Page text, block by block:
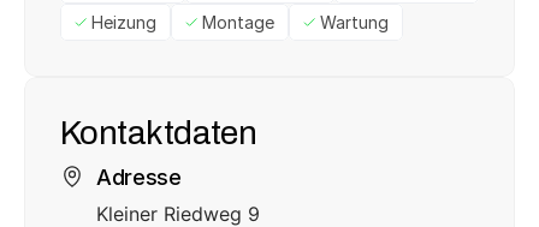
Heizung
Montage Wartung
Kontaktdaten
Adresse
Kleiner Riedweg 9